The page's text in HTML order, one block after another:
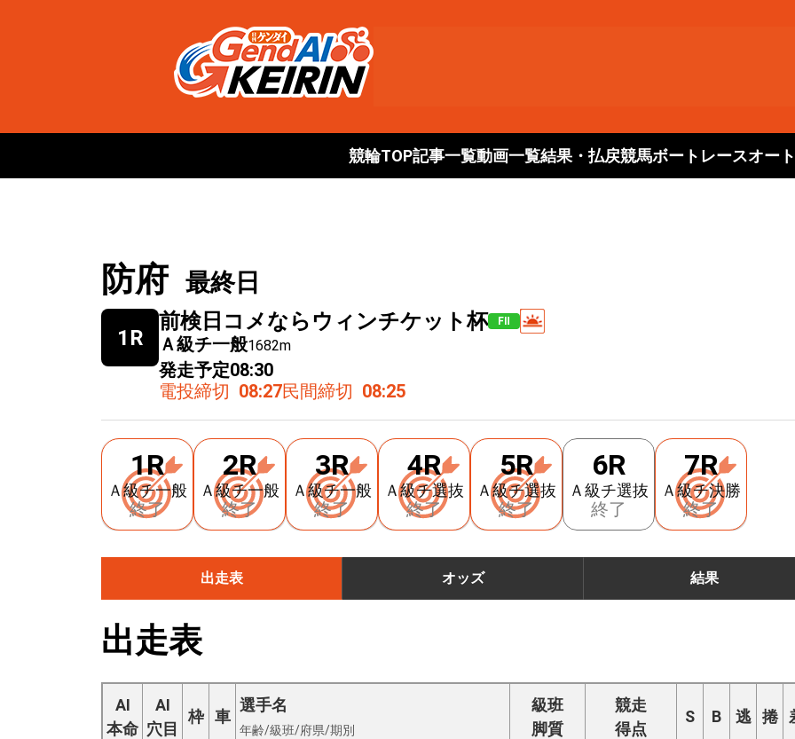
競輪TOP記事一覧動画一覧結果・払戻競馬ボートレースオー
防府 最終日
1R
前検日コメならウィンチケット杯 FⅡ
Ａ級チ一般1682m
発走予定08:30
電投締切 08:27民間締切 08:25
1R
Ａ級チ一般
終了
2R
Ａ級チ一般
終了
3R
Ａ級チ一般
終了
4R
Ａ級チ選抜
終了
5R
Ａ級チ選抜
終了
6R
Ａ級チ選抜
終了
7R
Ａ級チ決勝
終了
出走表 オッズ 結果
出走表
AI
本命
AI
穴目
枠 車
選手名
年齢/級班/府県/期別
級班
脚質
競走
得点
S B 逃 捲